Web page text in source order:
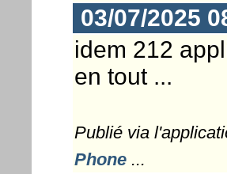
03/07/2025
idem 212
en tout ...
Publié via
Phone...